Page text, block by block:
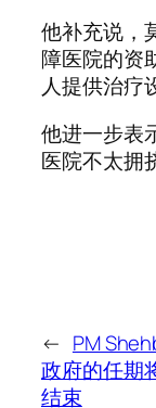
他补充说，
障医院的资
人提供治疗
他进一步表
医院不太拥
← PM
政府的任期
结束